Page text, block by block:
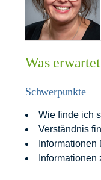
Was
Schwerpunkte
Wie finde ich
Verständnis